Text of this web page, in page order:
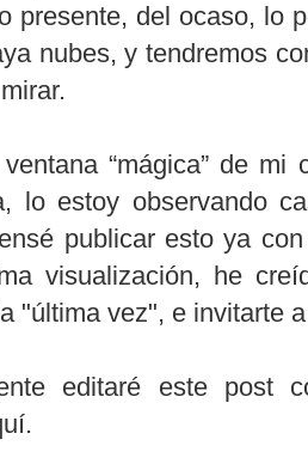
presente, del ocaso, lo
nubes, y tendremos
“mágica” de
lo estoy observando
publicar esto ya
visualización, he
"última vez", e invitarte
editaré este post